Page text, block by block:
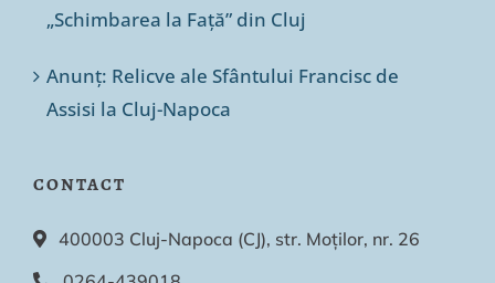
„Schimbarea la Față” din Cluj
Anunț: Relicve ale Sfântului Francisc de
Assisi la Cluj-Napoca
CONTACT
400003 Cluj-Napoca (CJ), str. Moților, nr. 26